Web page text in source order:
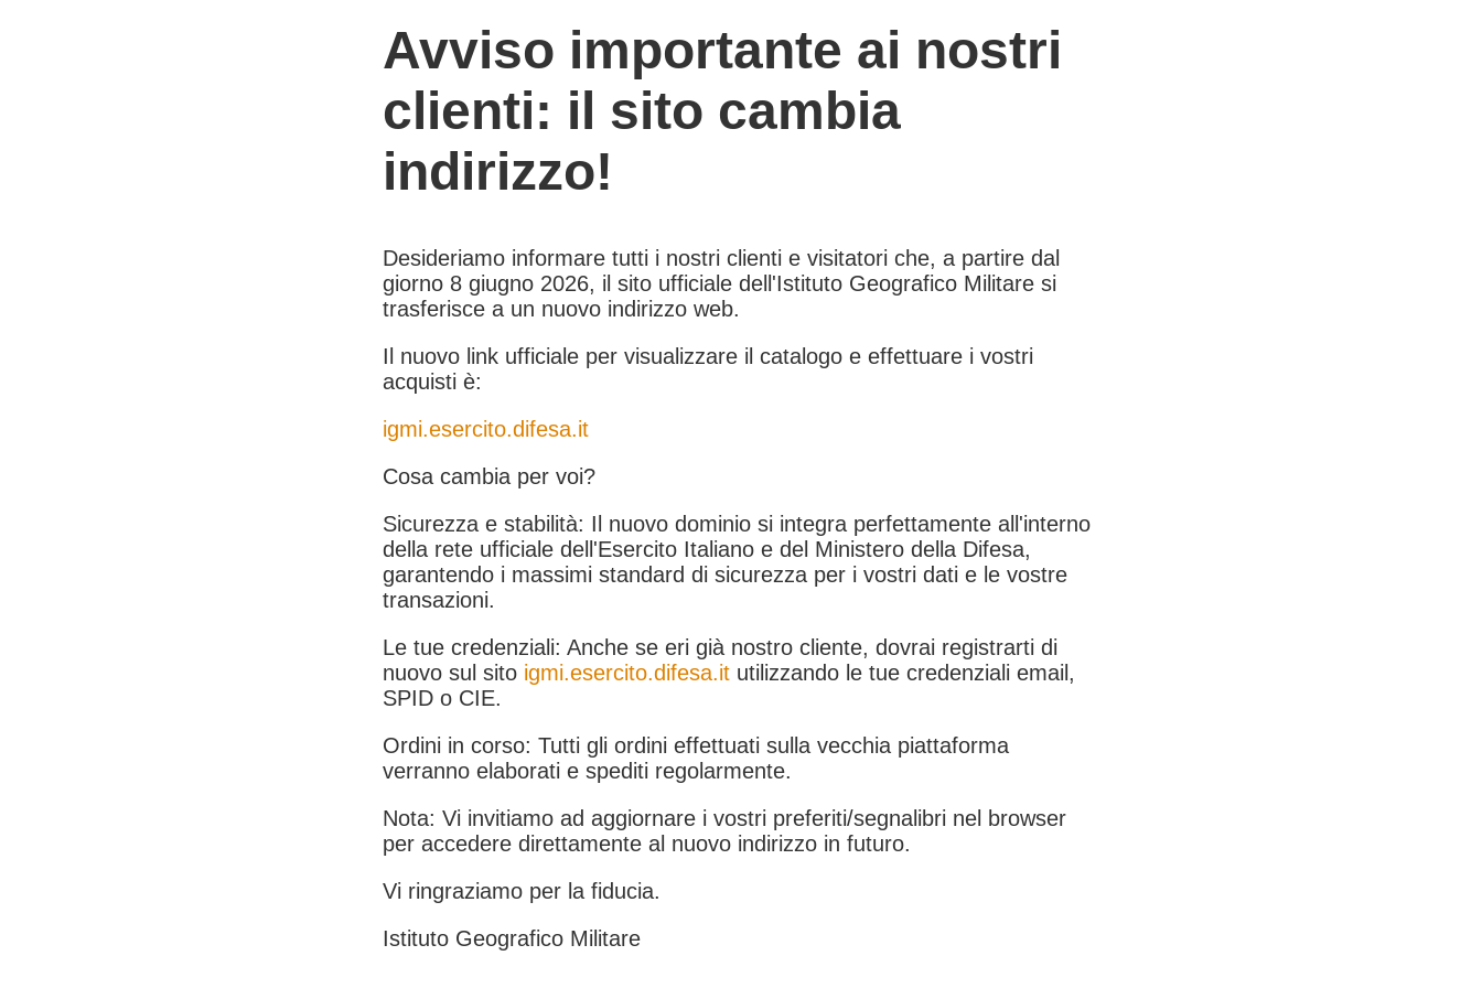
Avviso importante ai nostri
clienti: il sito cambia
indirizzo!
Desideriamo informare tutti i nostri clienti e visitatori che, a partire dal
giorno 8 giugno 2026, il sito ufficiale dell'Istituto Geografico Militare si
trasferisce a un nuovo indirizzo web.
Il nuovo link ufficiale per visualizzare il catalogo e effettuare i vostri
acquisti è:
igmi.esercito.difesa.it
Cosa cambia per voi?
Sicurezza e stabilità: Il nuovo dominio si integra perfettamente all'interno
della rete ufficiale dell'Esercito Italiano e del Ministero della Difesa,
garantendo i massimi standard di sicurezza per i vostri dati e le vostre
transazioni.
Le tue credenziali: Anche se eri già nostro cliente, dovrai registrarti di
nuovo sul sito igmi.esercito.difesa.it utilizzando le tue credenziali email,
SPID o CIE.
Ordini in corso: Tutti gli ordini effettuati sulla vecchia piattaforma
verranno elaborati e spediti regolarmente.
Nota: Vi invitiamo ad aggiornare i vostri preferiti/segnalibri nel browser
per accedere direttamente al nuovo indirizzo in futuro.
Vi ringraziamo per la fiducia.
Istituto Geografico Militare